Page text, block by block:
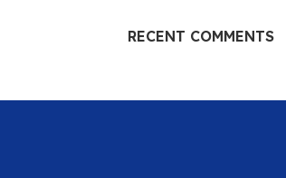
RECENT COMMENTS